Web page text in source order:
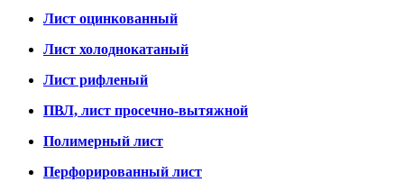
Лист оцинкованный
Лист холоднокатаный
Лист рифленый
ПВЛ, лист просечно-вытяжной
Полимерный лист
Перфорированный лист